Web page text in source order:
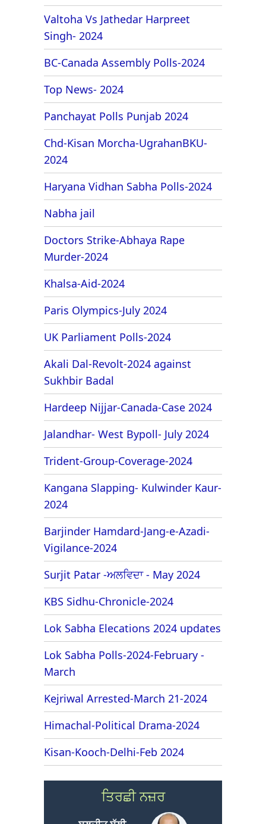
Valtoha Vs Jathedar Harpreet
Singh- 2024
BC-Canada Assembly Polls-2024
Top News- 2024
Panchayat Polls Punjab 2024
Chd-Kisan Morcha-UgrahanBKU-
2024
Haryana Vidhan Sabha Polls-2024
Nabha jail
Doctors Strike-Abhaya Rape
Murder-2024
Khalsa-Aid-2024
Paris Olympics-July 2024
UK Parliament Polls-2024
Akali Dal-Revolt-2024 against
Sukhbir Badal
Hardeep Nijjar-Canada-Case 2024
Jalandhar- West Bypoll- July 2024
Trident-Group-Coverage-2024
Kangana Slapping- Kulwinder Kaur-
2024
Barjinder Hamdard-Jang-e-Azadi-
Vigilance-2024
Surjit Patar -ਅਲਵਿਦਾ - May 2024
KBS Sidhu-Chronicle-2024
Lok Sabha Elecations 2024 updates
Lok Sabha Polls-2024-February -
March
Kejriwal Arrested-March 21-2024
Himachal-Political Drama-2024
Kisan-Kooch-Delhi-Feb 2024
ਤਿਰਛੀ ਨਜ਼ਰ